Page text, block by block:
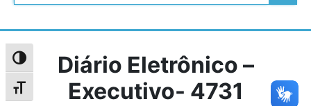
Alternar alto contraste
Alternar tamanho da fonte
Diário Eletrônico –
Executivo- 4731